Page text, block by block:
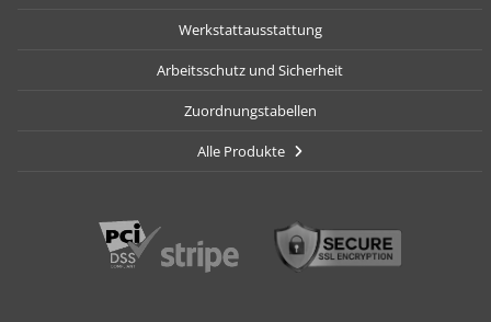
Werkstattausstattung
Arbeitsschutz und Sicherheit
Zuordnungstabellen
Alle Produkte